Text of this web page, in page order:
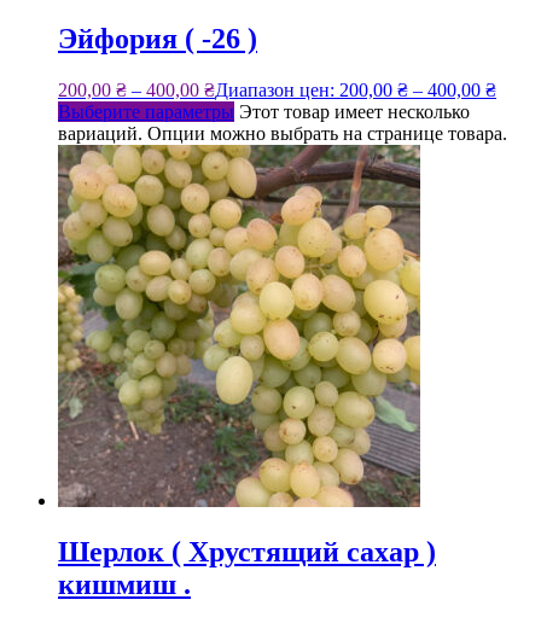
Эйфория ( -26 )
200,00 ₴ – 400,00 ₴Диапазон цен: 200,00 ₴ – 400,00 ₴
Выберите параметры Этот товар имеет несколько
вариаций. Опции можно выбрать на странице товара.
Шерлок ( Хрустящий сахар )
кишмиш .